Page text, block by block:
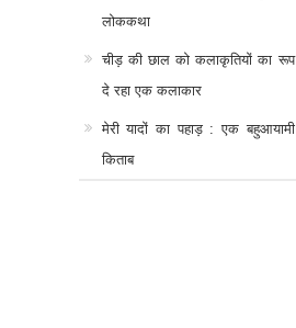
लोककथा
चीड़ की छाल को कलाकृतियों का रूप
दे रहा एक कलाकार
मेरी यादों का पहाड़ : एक बहुआयामी
किताब